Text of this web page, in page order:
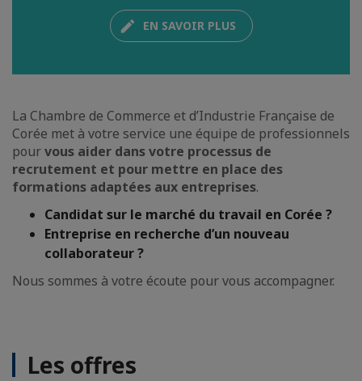
EN SAVOIR PLUS
La Chambre de Commerce et d’Industrie Française de
Corée met à votre service une équipe de professionnels
pourvous aider dans votre processus de
recrutement et pour mettre en place des
formations adaptées aux entreprises.
Candidat sur le marché du travail en Corée ?
Entreprise en recherche d’un nouveau
collaborateur ?
Nous sommes à votre écoute pour vous accompagner.
Les offres